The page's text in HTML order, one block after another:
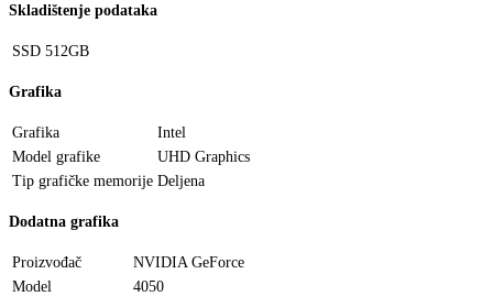
Skladištenje podataka
SSD 512GB
Grafika
Grafika
Intel
Model grafike
UHD Graphics
Tip grafičke memorije Deljena
Dodatna grafika
Proizvođač
NVIDIA GeForce
Model
4050